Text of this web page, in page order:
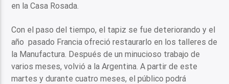
en la Casa Rosada.
Con el paso del tiempo, el tapiz se fue deteriorando y el
año pasado Francia ofreció restaurarlo en los talleres de
la Manufactura. Después de un minucioso trabajo de
varios meses, volvió a la Argentina. A partir de este
martes y durante cuatro meses, el público podrá